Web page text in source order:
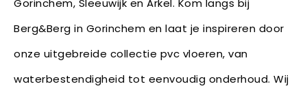
Gorinchem, Sleeuwijk en Arkel. Kom langs bij
Berg&Berg in Gorinchem en laat je inspireren door
onze uitgebreide collectie pvc vloeren, van
waterbestendigheid tot eenvoudig onderhoud. Wij